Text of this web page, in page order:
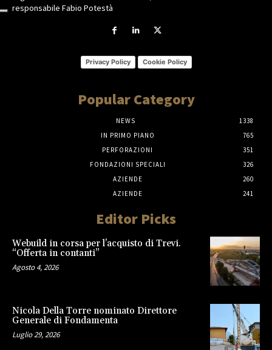
responsabile Fabio Potestà
Privacy Policy Cookie Policy
Popular Category
NEWS
1338
IN PRIMO PIANO
765
PERFORAZIONI
351
FONDAZIONI SPECIALI
326
AZIENDE
260
AZIENDE
241
Editor Picks
Webuild in corsa per l’acquisto di Trevi.
“Offerta in contanti”
Agosto 4, 2026
Nicola Della Torre nominato Direttore
Generale di Fondamenta
Luglio 29, 2026